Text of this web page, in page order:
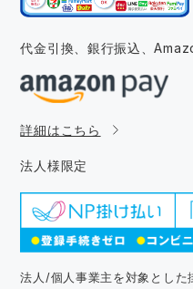
代金引換、銀行振込、
詳細はこちら
法人様限定
法人/個人事業主を対象とした